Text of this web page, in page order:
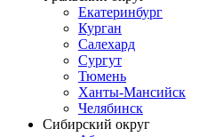
Екатеринбург
Курган
Салехард
Сургут
Тюмень
Ханты-Мансийск
Челябинск
Сибирский округ